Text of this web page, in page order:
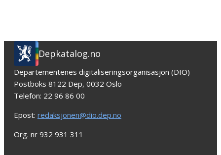
Depkatalog.no
Departementenes digitaliseringsorganisasjon (DIO)
Postboks 8122 Dep, 0032 Oslo
Telefon: 22 96 86 00
Epost: redaksjonen@dio.dep.no
Org. nr 932 931 311